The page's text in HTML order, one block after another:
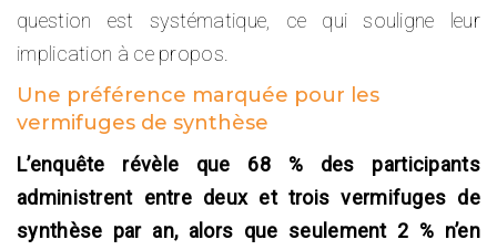
question est systématique, ce qui souligne leur
implication à ce propos.
Une préférence marquée pour les
vermifuges de synthèse
L’enquête révèle que 68 % des participants
administrent entre deux et trois vermifuges de
synthèse par an, alors que seulement 2 % n’en